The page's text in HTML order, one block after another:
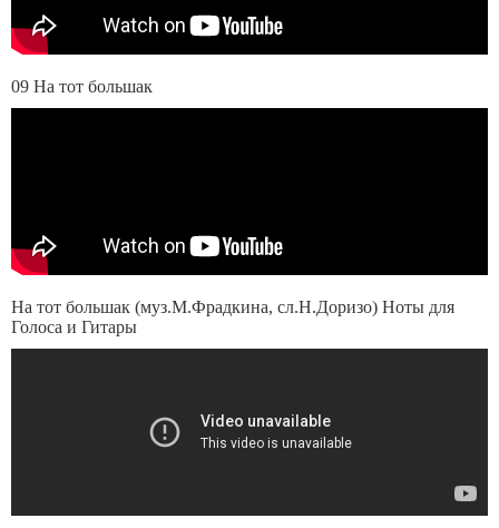
09 На тот большак
На тот большак (муз.М.Фрадкина, сл.Н.Доризо) Ноты для
Голоса и Гитары